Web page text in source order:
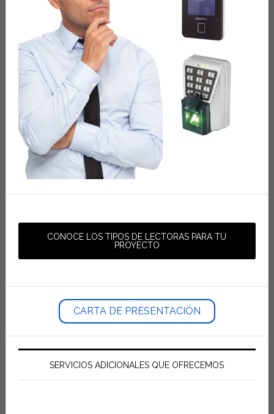
CONOCE LOS TIPOS DE LECTORAS PARA TU
PROYECTO
CARTA DE PRESENTACIÓN
SERVICIOS ADICIONALES QUE OFRECEMOS